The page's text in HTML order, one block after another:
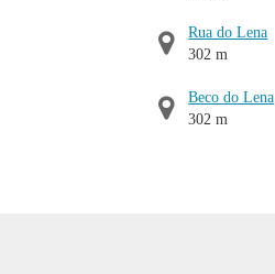
Rua do Lena
302 m
Beco do Lena
302 m